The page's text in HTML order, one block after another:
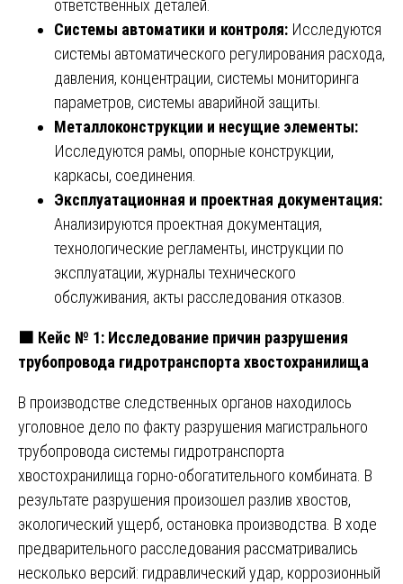
ответственных деталей.
Системы автоматики и контроля: Исследуются
системы автоматического регулирования расхода,
давления, концентрации, системы мониторинга
параметров, системы аварийной защиты.
Металлоконструкции и несущие элементы:
Исследуются рамы, опорные конструкции,
каркасы, соединения.
Эксплуатационная и проектная документация:
Анализируются проектная документация,
технологические регламенты, инструкции по
эксплуатации, журналы технического
обслуживания, акты расследования отказов.
🟧 Кейс № 1: Исследование причин разрушения
трубопровода гидротранспорта хвостохранилища
В производстве следственных органов находилось
уголовное дело по факту разрушения магистрального
трубопровода системы гидротранспорта
хвостохранилища горно-обогатительного комбината. В
результате разрушения произошел разлив хвостов,
экологический ущерб, остановка производства. В ходе
предварительного расследования рассматривались
несколько версий: гидравлический удар, коррозионный